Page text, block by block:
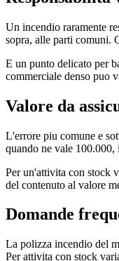
Un incendio raramente
sopra, alle parti comuni.
E un punto delicato per
commerciale denso puo
Valore da
L'errore piu comune e
quando ne vale 100.000,
Per un'attivita con stock
del contenuto al valore
Domande
La polizza incendio del
Per attivita con stock